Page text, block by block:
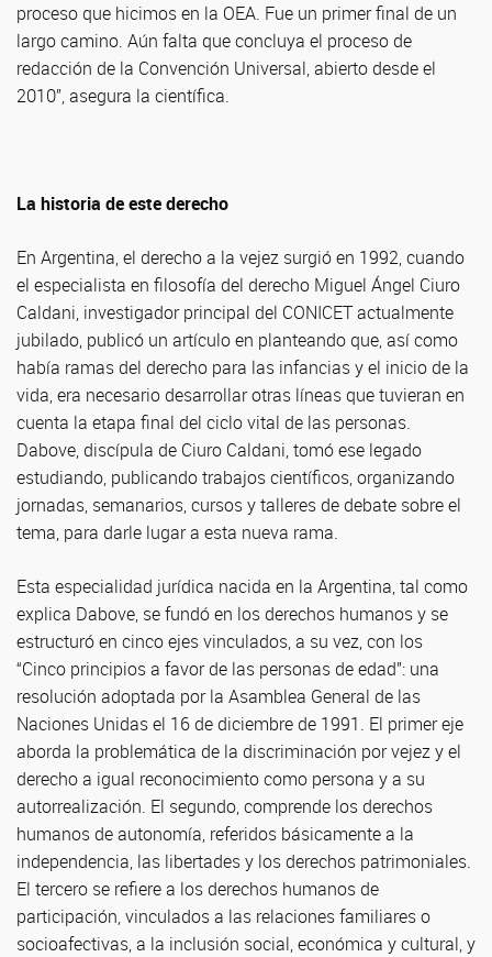
proceso que hicimos en la OEA. Fue un primer final de un
largo camino. Aún falta que concluya el proceso de
redacción de la Convención Universal, abierto desde el
2010”, asegura la científica.
La historia de este derecho
En Argentina, el derecho a la vejez surgió en 1992, cuando
el especialista en filosofía del derecho Miguel Ángel Ciuro
Caldani, investigador principal del CONICET actualmente
jubilado, publicó un artículo en planteando que, así como
había ramas del derecho para las infancias y el inicio de la
vida, era necesario desarrollar otras líneas que tuvieran en
cuenta la etapa final del ciclo vital de las personas.
Dabove, discípula de Ciuro Caldani, tomó ese legado
estudiando, publicando trabajos científicos, organizando
jornadas, semanarios, cursos y talleres de debate sobre el
tema, para darle lugar a esta nueva rama.
Esta especialidad jurídica nacida en la Argentina, tal como
explica Dabove, se fundó en los derechos humanos y se
estructuró en cinco ejes vinculados, a su vez, con los
“Cinco principios a favor de las personas de edad”: una
resolución adoptada por la Asamblea General de las
Naciones Unidas el 16 de diciembre de 1991. El primer eje
aborda la problemática de la discriminación por vejez y el
derecho a igual reconocimiento como persona y a su
autorrealización. El segundo, comprende los derechos
humanos de autonomía, referidos básicamente a la
independencia, las libertades y los derechos patrimoniales.
El tercero se refiere a los derechos humanos de
participación, vinculados a las relaciones familiares o
socioafectivas, a la inclusión social, económica y cultural, y